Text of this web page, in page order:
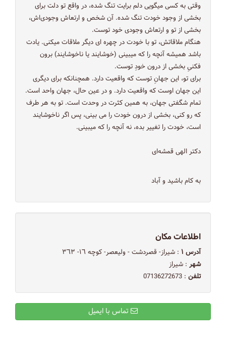
وقتی به کسی میگویی دلم برایت تنگ شده، در واقع تو دلت برای
بخشی از وجود خودت تنگ شده. آن شخص و ارتعاش وجودی‌اش،
بخشی از تو و ارتعاش وجودی خود توست.
هنگام ملاقاتش، تو با خودت در چهره ای دیگر ملاقات میکنی. یادت
باشد همیشه آنچه را که میبینی (خوشایند یا ناخوشایند) برون
فکنیِ بخشی از درون خودِ توست.
برای تو، این جهانِ توست که واقعیت دارد. همچنانکه برای دیگری
این جهان اوست که واقعیت دارد. و در عین حال، جهان واحد است.
تمام شگفتی جهان، به همین کثرت در وحدت است. تو به هر طرف
که رو کنی، بخشی از درون خودت را می بینی، پس اگر ناخوشایند
است، خودت را تغییر بده، نه آنچه را که میبینی.
دکتر الهی قمشه‌‌ای
به کام باشید و آباد
اطلاعات مکان
آدرس ۱
: شيراز- قصردشت - وليعصر- كوچه ١٦- ٣٦٣
شهر : شیراز
تلفن : 07136272673